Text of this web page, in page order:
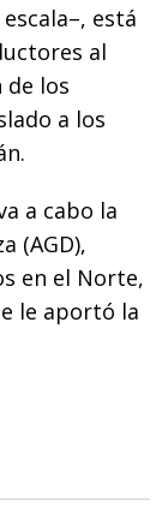
está
al
los
a los
a cabo la
(AGD),
en el Norte,
le aportó la